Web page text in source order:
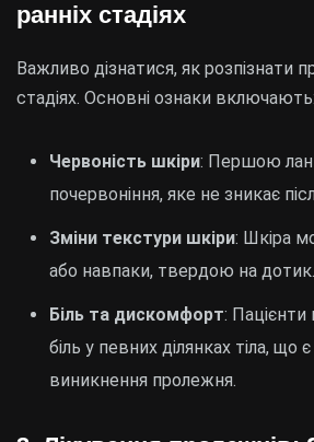
ранніх стадіях
Важливо дізнатися, як розпізнати
стадіях. Основні ознаки включають:
Червоність шкіри: Першою
почервоніння, яке не зникає
Зміни текстури шкіри: Шкіра
або навпаки, твердою на дотик.
Біль та дискомфорт:
біль у певних ділянках тіла,
виникнення пролежня.